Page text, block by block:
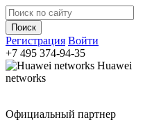
Регистрация Войти
+7 495 374-94-35
Huawei
networks
Официальный партнер